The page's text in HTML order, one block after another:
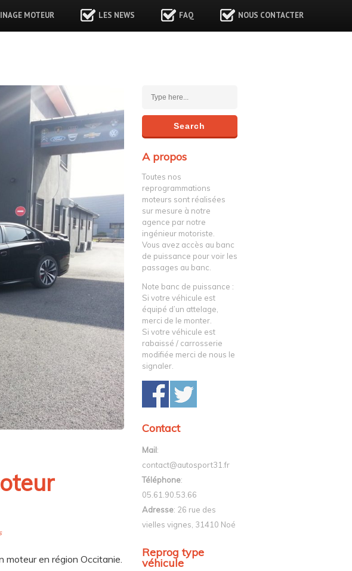
MOTEUR LES NEWS FAQ NOUS CONTACTER
moteur en région Occitanie.
A propos
Toutes nos
reprogrammations
moteurs sont réalisées
sur mesure à notre
agence par notre
ingénieur motoriste.
Vous avez accès au banc
de puissance pour voir les
passages au banc.
Note banc de puissance :
Si votre véhicule est
équipé d’un attelage,
merci de le monter.
Si votre véhicule est
rabaissé / carrosserie
modifiée merci de nous le
signaler.
Contact
Mail:
contact@autosport31.fr
Téléphone:
05.61.90.53.66
Adresse: 26 rue des
vielles vignes, 31410 Noé
Reprog type
véhicule